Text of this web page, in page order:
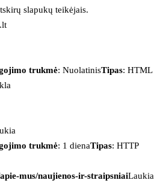
slapukų teikėjais.
trukmė: NuolatinisTipas: HTML
trukmė: 1 dienaTipas: HTTP
mus/naujienos-ir-straipsniaiLaukia